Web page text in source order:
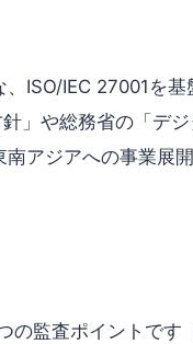
ISO/IEC 27001を
」や総務省の「デ
アジアへの事業展
監査ポイントです